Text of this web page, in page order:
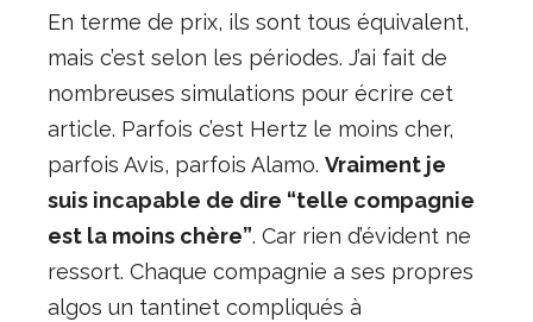
En terme de prix, ils sont tous équivalent,
mais c’est selon les périodes. J’ai fait de
nombreuses simulations pour écrire cet
article. Parfois c’est Hertz le moins cher,
parfois Avis, parfois Alamo. Vraiment je
suis incapable de dire “telle compagnie
est la moins chère”. Car rien d’évident ne
ressort. Chaque compagnie a ses propres
algos un tantinet compliqués à